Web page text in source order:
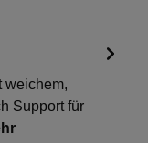
weichem,
Support für